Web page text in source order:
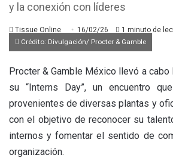
y la conexión con líderes
Tissue Online 16/02/26
1 minuto de
Crédito: Divulgación/ Procter & Gamble
Procter & Gamble México llevó a cabo
su “Interns Day”, un encuentro
provenientes de diversas plantas y
con el objetivo de reconocer su
internos y fomentar el sentido de
organización.